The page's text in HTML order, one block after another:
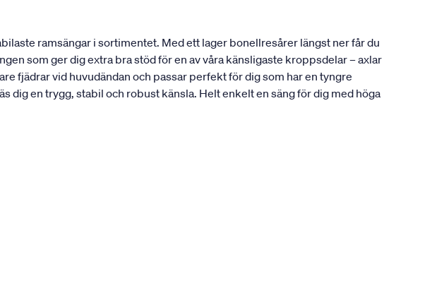
ramsängar i sortimentet. Med ett lager bonellresårer längst ner får du
som ger dig extra bra stöd för en av våra känsligaste kroppsdelar – axlar
fjädrar vid huvudändan och passar perfekt för dig som har en tyngre
dig en trygg, stabil och robust känsla. Helt enkelt en säng för dig med höga